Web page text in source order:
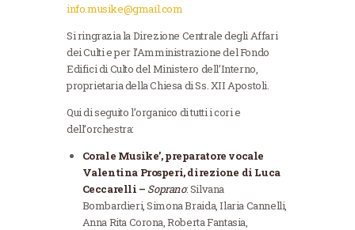
info.musike@gmail.com
Si ringrazia la Direzione Centrale degli Affari
dei Culti e per l’Amministrazione del Fondo
Edifici di Culto del Ministero dell’Interno,
proprietaria della Chiesa di Ss. XII Apostoli.
Qui di seguito l’organico di tutti i cori e
dell’orchestra:
Corale Musike’, preparatore vocale
Valentina Prosperi, direzione di Luca
Ceccarelli – Soprano: Silvana
Bombardieri, Simona Braida, Ilaria Cannelli,
Anna Rita Corona, Roberta Fantasia,